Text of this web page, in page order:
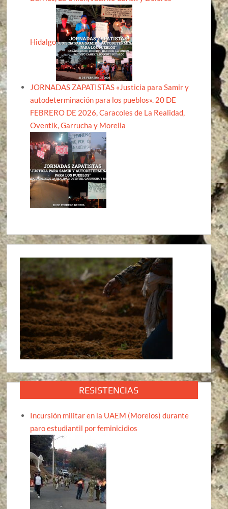
Hidalgo
JORNADAS ZAPATISTAS «Justicia para Samir y
autodeterminación para los pueblos». 20 DE
FEBRERO DE 2026, Caracoles de La Realidad,
Oventik, Garrucha y Morelia
RESISTENCIAS
Incursión militar en la UAEM (Morelos) durante
paro estudiantil por feminicidios